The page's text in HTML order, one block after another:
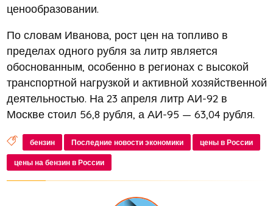
ценообразовании.
По словам Иванова, рост цен на топливо в
пределах одного рубля за литр является
обоснованным, особенно в регионах с высокой
транспортной нагрузкой и активной хозяйственной
деятельностью. На 23 апреля литр АИ-92 в
Москве стоил 56,8 рубля, а АИ-95 — 63,04 рубля.
бензин Последние новости экономики цены в России
цены на бензин в России